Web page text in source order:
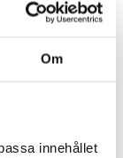
Om
innehållet